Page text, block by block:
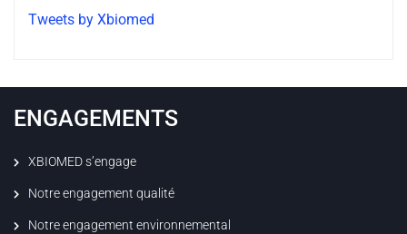
Tweets by Xbiomed
ENGAGEMENTS
XBIOMED s’engage
Notre engagement qualité
Notre engagement environnemental